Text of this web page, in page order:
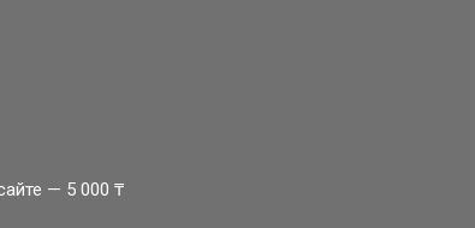
— 5 000 ₸